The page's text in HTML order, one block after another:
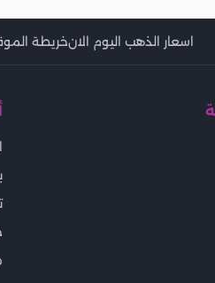
اسعار الذهب اليوم الانخريطة